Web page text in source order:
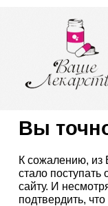
Вы
К сожалению, из
стало
сайту. И
подтвердить,